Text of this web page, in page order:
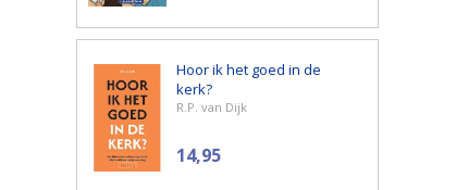
Hoor ik het goed in de
kerk?
R.P. van Dijk
14,95